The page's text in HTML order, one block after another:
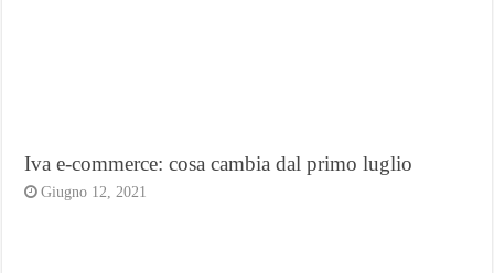
Iva e-commerce: cosa cambia dal primo luglio
Giugno 12, 2021